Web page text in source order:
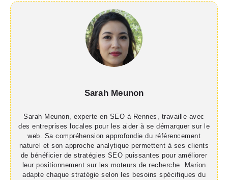
Sarah Meunon
Sarah Meunon, experte en SEO à Rennes, travaille avec
des entreprises locales pour les aider à se démarquer sur le
web. Sa compréhension approfondie du référencement
naturel et son approche analytique permettent à ses clients
de bénéficier de stratégies SEO puissantes pour améliorer
leur positionnement sur les moteurs de recherche. Marion
adapte chaque stratégie selon les besoins spécifiques du